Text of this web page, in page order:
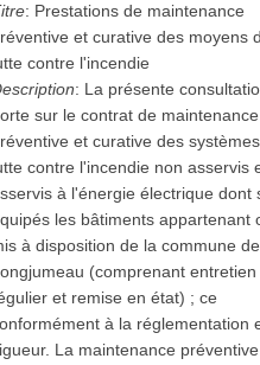
: Prestations de maintenance
et curative des moyens
contre l'incendie
: La présente
sur le contrat de maintenance
et curative des
contre l'incendie non asservis
à l'énergie électrique dont
les bâtiments appartenant
à disposition de la commune de
(comprenant entretien
et remise en état) ; ce
à la réglementation
La maintenance préventive